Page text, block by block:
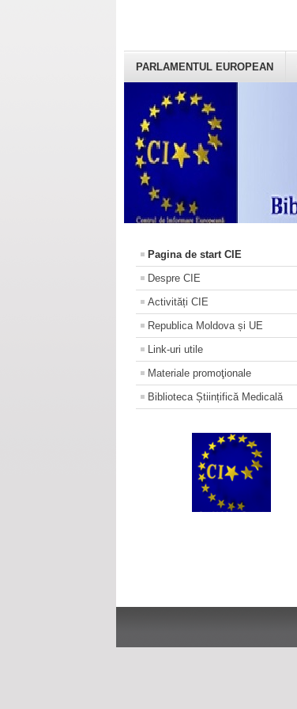
PARLAMENTUL EUROPEAN
Pagina de start CIE
Despre CIE
Activități CIE
Republica Moldova și UE
Link-uri utile
Materiale promoţionale
Biblioteca Științifică Medicală